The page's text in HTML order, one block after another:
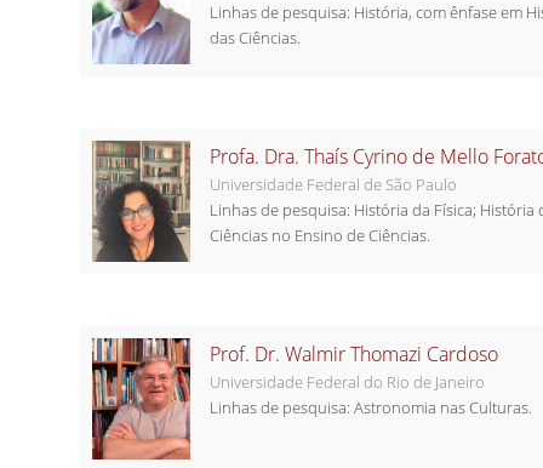
Linhas de pesquisa: História, com ênfase em
das Ciências.
Profa. Dra. Thaís Cyrino de Mello
Universidade Federal de São Paulo
Linhas de pesquisa: História da Física; História
Ciências no Ensino de Ciências.
Prof. Dr. Walmir Thomazi Cardoso
Universidade Federal do Rio de Janeiro
Linhas de pesquisa: Astronomia nas Culturas.